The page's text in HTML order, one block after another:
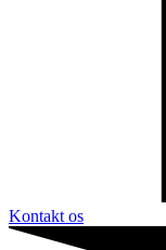
Kontakt os